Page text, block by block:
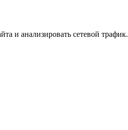
и анализировать сетевой трафик.